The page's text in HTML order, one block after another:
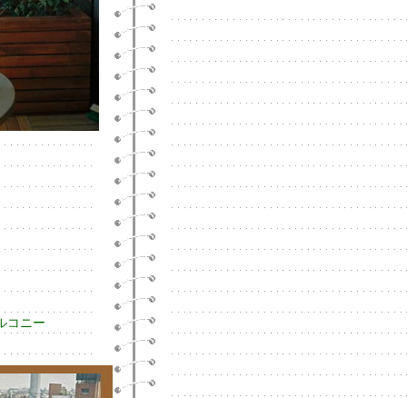
コニー